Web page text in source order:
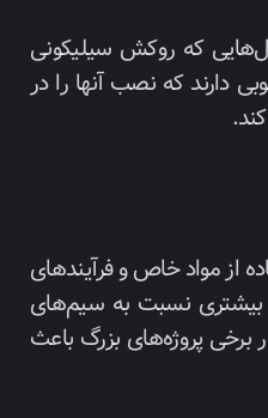
که روکش سیلیکونی
دارند که نصب آنها را در
از مواد خاص و فرآیندهای
بیشتری نسبت به سیم‌های
برخی پروژه‌های بزرگ باعث